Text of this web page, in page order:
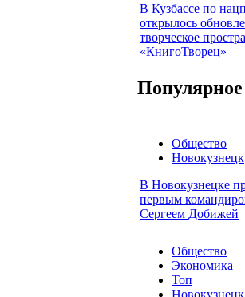
В Кузбассе по
открылось
творческое
«КнигоТворец»
Общество
Новокузнецк
В Новокузнецке
первым
Сергеем Добижей
Общество
Экономика
Топ